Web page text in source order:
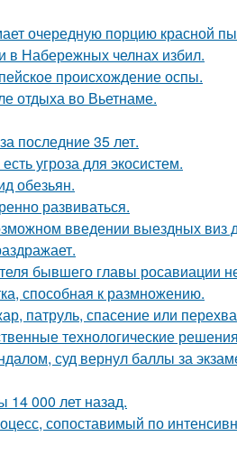
очередную порцию красной
в Набережных челнах избил.
происхождение оспы.
отдыха во Вьетнаме.
последние 35 лет.
угроза для экосистем.
обезьян.
развиваться.
введении выездных виз
бывшего главы росавиации
способная к размножению.
патруль, спасение или
технологические
суд вернул баллы за
000 лет назад.
сопоставимый по